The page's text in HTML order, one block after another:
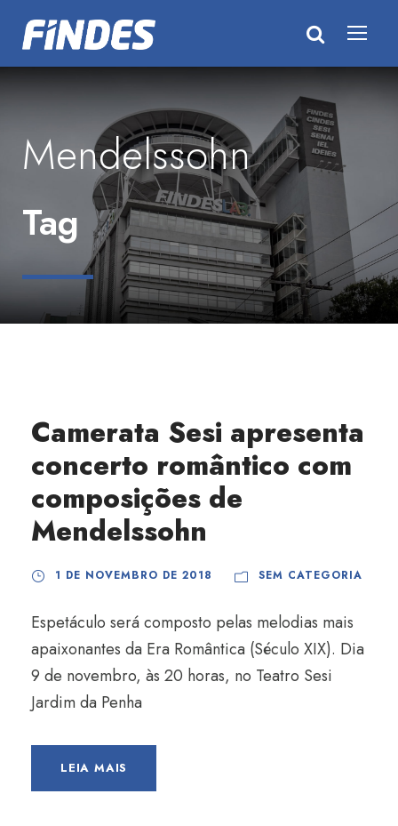
Mendelssohn
Tag
Camerata Sesi apresenta
concerto romântico com
composições de
Mendelssohn
1 DE NOVEMBRO DE 2018 SEM CATEGORIA
Espetáculo será composto pelas melodias mais
apaixonantes da Era Romântica (Século XIX). Dia
9 de novembro, às 20 horas, no Teatro Sesi
Jardim da Penha
LEIA MAIS